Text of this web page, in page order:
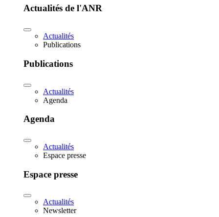
Actualités de l'ANR
Actualités
Publications
Publications
Actualités
Agenda
Agenda
Actualités
Espace presse
Espace presse
Actualités
Newsletter